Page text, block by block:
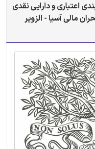
اعتباری و دارایی نقدی
مالی آسیا - الزویر